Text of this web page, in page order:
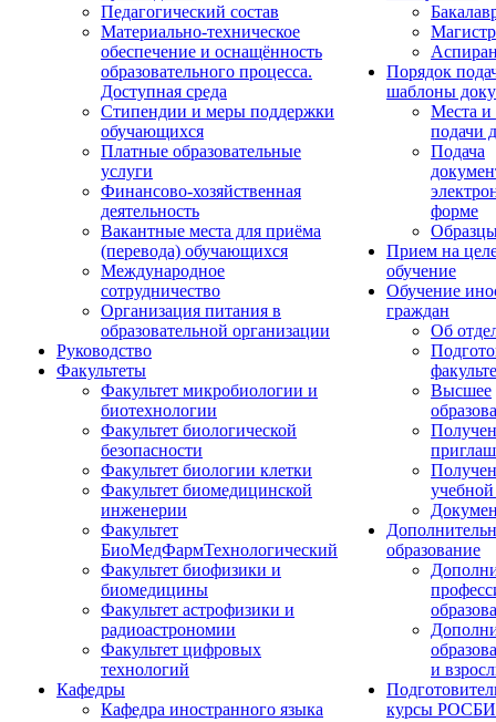
Педагогический состав
Материально-техническое
обеспечение и оснащённость
образовательного процесса.
Доступная среда
Стипендии и меры поддержки
обучающихся
Платные образовательные
услуги
Финансово-хозяйственная
деятельность
Вакантные места для приёма
(перевода) обучающихся
Международное
сотрудничество
Организация питания в
образовательной организации
Руководство
Факультеты
Факультет микробиологии и
биотехнологии
Факультет биологической
безопасности
Факультет биологии клетки
Факультет биомедицинской
инженерии
Факультет
БиоМедФармТехнологический
Факультет биофизики и
биомедицины
Факультет астрофизики и
радиоастрономии
Факультет цифровых
технологий
Кафедры
Кафедра иностранного языка
Порядок
шаблоны
Места и
подачи
Подача
форме
Прием на
обучение
Обучение
граждан
Об
Высшее
образование
и
курсы